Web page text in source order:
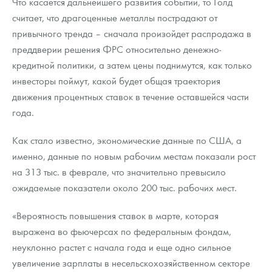
считает, что драгоценные металлы пострадают от
привычного тренда – сначала произойдет распродажа в
преддверии решения ФРС относительно денежно-
кредитной политики, а затем цены поднимутся, как только
инвесторы поймут, какой будет общая траектория
движения процентных ставок в течение оставшейся части
года.
Как стало известно, экономические данные по США, а
именно, данные по новым рабочим местам показали рост
на 313 тыс. в феврале, что значительно превысило
ожидаемые показатели около 200 тыс. рабочих мест.
«Вероятность повышения ставок в марте, которая
выражена во фьючерсах по федеральным фондам,
неуклонно растет с начала года и еще одно сильное
увеличение зарплаты в несельскохозяйственном секторе